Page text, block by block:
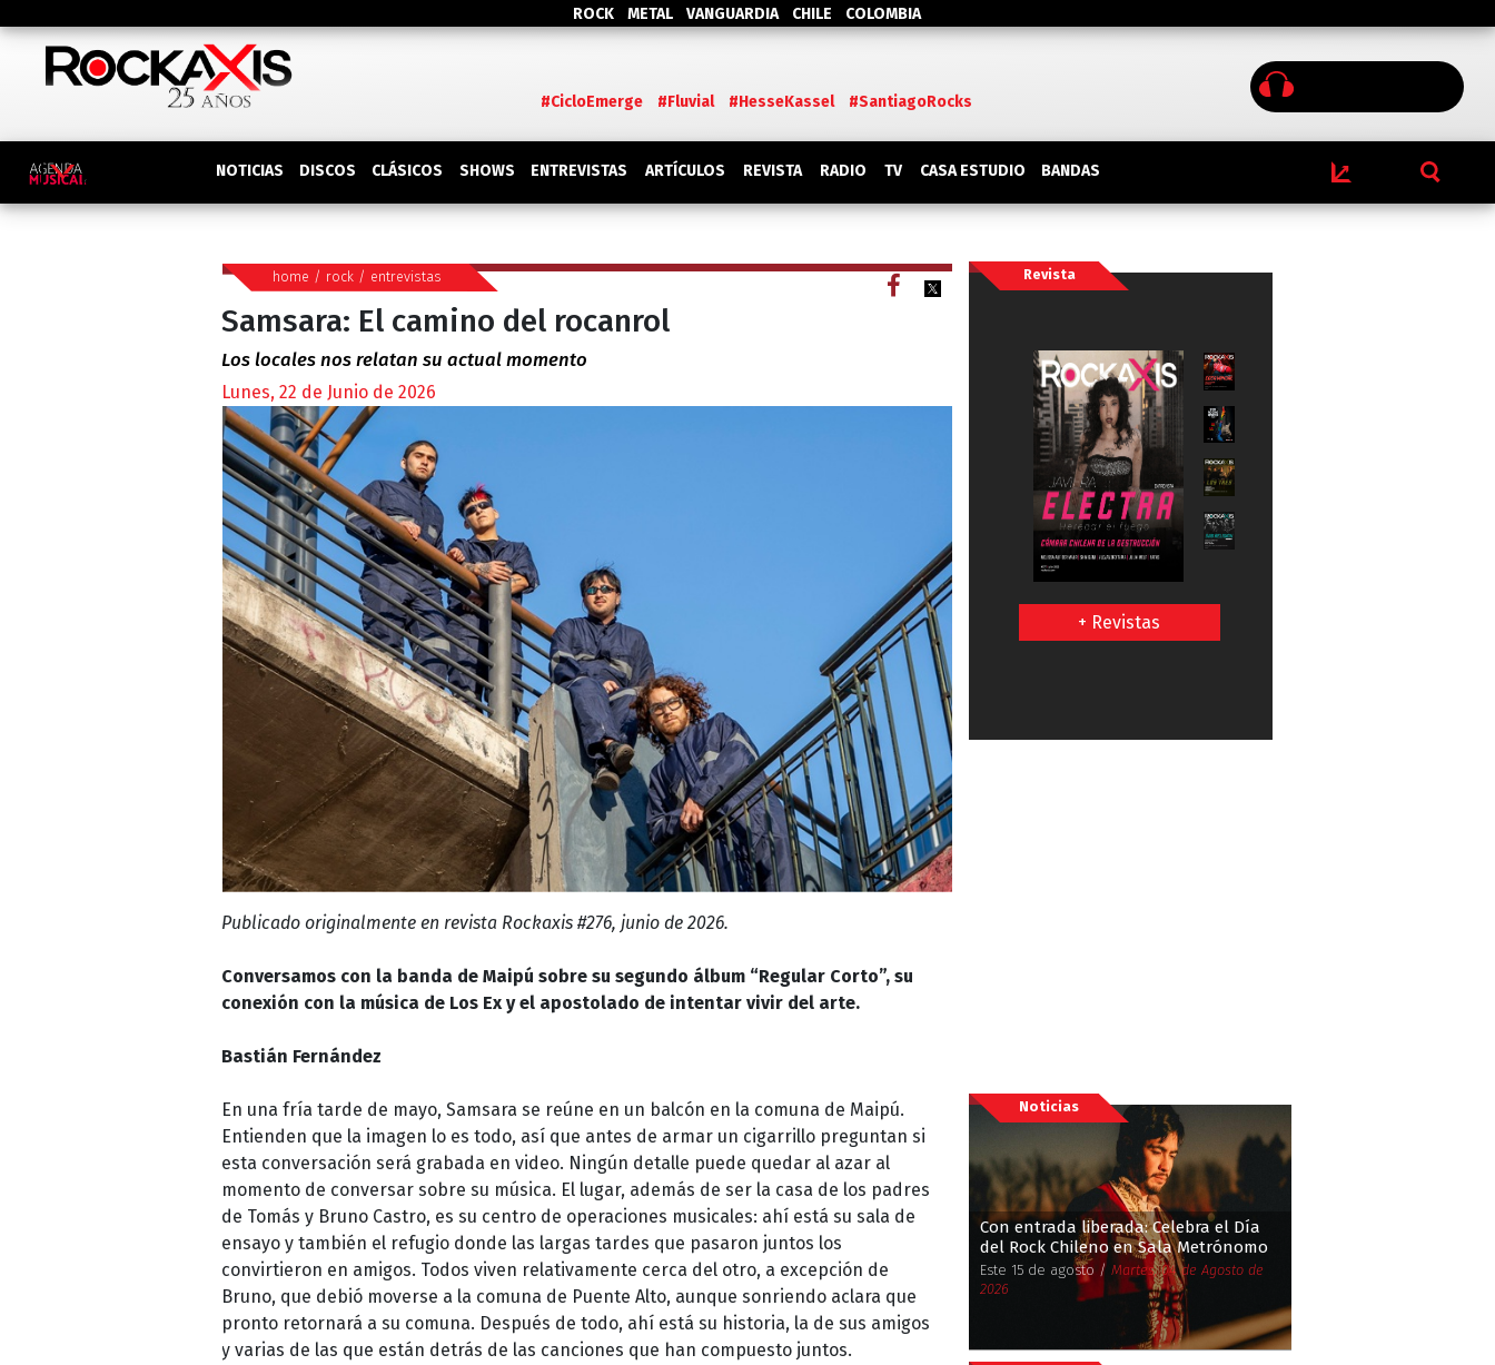
ROCK METAL VANGUARDIA CHILE COLOMBIA
#CicloEmerge #Fluvial #HesseKassel #SantiagoRocks
NOTICIAS DISCOS CLÁSICOS SHOWS ENTREVISTAS ARTÍCULOS REVISTA RADIO TV CASA ESTUDIO BANDAS
home / rock / entrevistas
Samsara: El camino del rocanrol
Los locales nos relatan su actual momento
Lunes, 22 de Junio de 2026
Publicado originalmente en revista Rockaxis #276, junio de 2026.
Conversamos con la banda de Maipú sobre su segundo álbum “Regular Corto”, su
conexión con la música de Los Ex y el apostolado de intentar vivir del arte.
Bastián Fernández
En una fría tarde de mayo, Samsara se reúne en un balcón en la comuna de Maipú.
Entienden que la imagen lo es todo, así que antes de armar un cigarrillo preguntan si
esta conversación será grabada en video. Ningún detalle puede quedar al azar al
momento de conversar sobre su música. El lugar, además de ser la casa de los padres
de Tomás y Bruno Castro, es su centro de operaciones musicales: ahí está su sala de
ensayo y también el refugio donde las largas tardes que pasaron juntos los
convirtieron en amigos. Todos viven relativamente cerca del otro, a excepción de
Bruno, que debió moverse a la comuna de Puente Alto, aunque sonriendo aclara que
pronto retornará a su comuna. Después de todo, ahí está su historia, la de sus amigos
y varias de las que están detrás de las canciones que han compuesto juntos.
Revista
+ Revistas
Noticias
Con entrada liberada: Celebra el Día
del Rock Chileno en Sala Metrónomo
Este 15 de agosto /Martes, 04 de Agosto de
2026